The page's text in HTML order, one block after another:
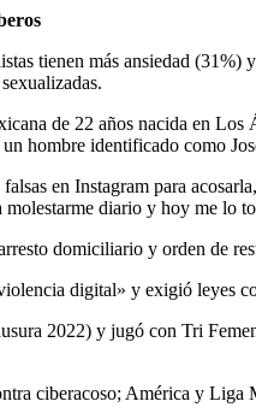
tienen más ansiedad
de 22 años nacida en
hombre identificado como
en Instagram para
molestarme diario y hoy me lo
domiciliario y orden de
digital» y exigió leyes
2022) y jugó con Tri
ciberacoso; América y